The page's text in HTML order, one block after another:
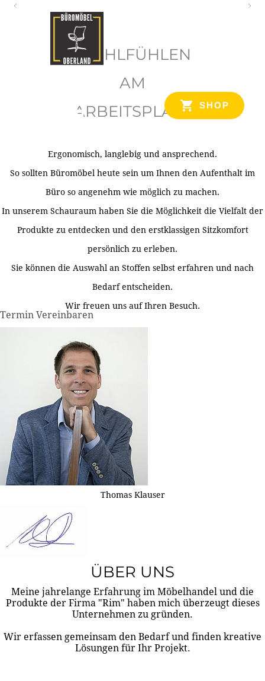
SHOP
WOHLFÜHLEN
AM
ARBEITSPLATZ
Ergonomisch, langlebig und ansprechend.
So sollten Büromöbel heute sein um Ihnen den Aufenthalt im
Büro so angenehm wie möglich zu machen.
In unserem Schauraum haben Sie die Möglichkeit die Vielfalt der
Produkte zu entdecken und den erstklassigen Sitzkomfort
persönlich zu erleben.
Sie können die Auswahl an Stoffen selbst erfahren und nach
Bedarf entscheiden.
Wir freuen uns auf Ihren Besuch.
Termin Vereinbaren
Thomas Klauser
ÜBER UNS
Meine jahrelange Erfahrung im Möbelhandel und die
Produkte der Firma "Rim" haben mich überzeugt dieses
Unternehmen zu gründen.
Wir erfassen gemeinsam den Bedarf und finden kreative
Lösungen für Ihr Projekt.